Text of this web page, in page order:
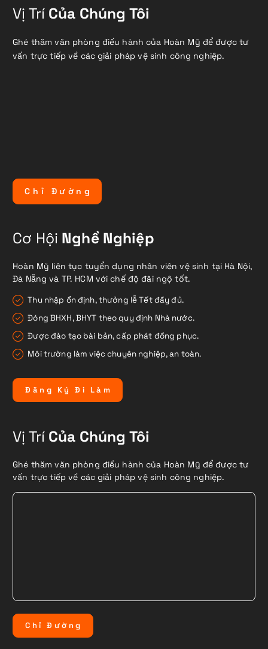
Vị TríCủa Chúng Tôi
Ghé thăm văn phòng điều hành của Hoàn Mỹ để được tư
vấn trực tiếp về các giải pháp vệ sinh công nghiệp.
C h ỉ Đ ư ờ n g
Cơ Hội Nghề Nghiệp
Hoàn Mỹ liên tục tuyển dụng nhân viên vệ sinh tại Hà Nội,
Đà Nẵng và TP. HCM với chế độ đãi ngộ tốt.
Thu nhập ổn định, thưởng lễ Tết đầy đủ.
Đóng BHXH, BHYT theo quy định Nhà nước.
Được đào tạo bài bản, cấp phát đồng phục.
Môi trường làm việc chuyên nghiệp, an toàn.
Đ ă n g Ký Đ i L à m
Vị TríCủa Chúng Tôi
Ghé thăm văn phòng điều hành của Hoàn Mỹ để được tư
vấn trực tiếp về các giải pháp vệ sinh công nghiệp.
C hỉ Đ ườ ng